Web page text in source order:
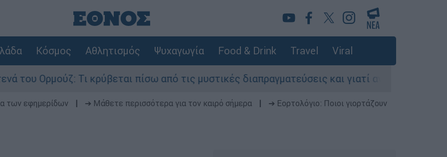
Κόσμος Αθλητισμός Ψυχαγωγία Food & Drink Travel Viral
Ορμούζ: Τι κρύβεται πίσω από τις μυστικές διαπραγματεύσεις και γιατί αντιδρούν οι ΗΠΑ
των εφημερίδων ➔ Μάθετε περισσότερα για τον καιρό σήμερα
➔ Εορτολόγιο: Ποιοι γιορτάζουν